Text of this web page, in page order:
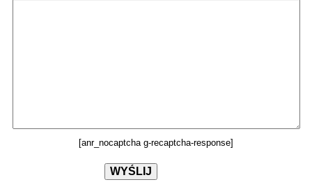
[anr_nocaptcha g-recaptcha-response]